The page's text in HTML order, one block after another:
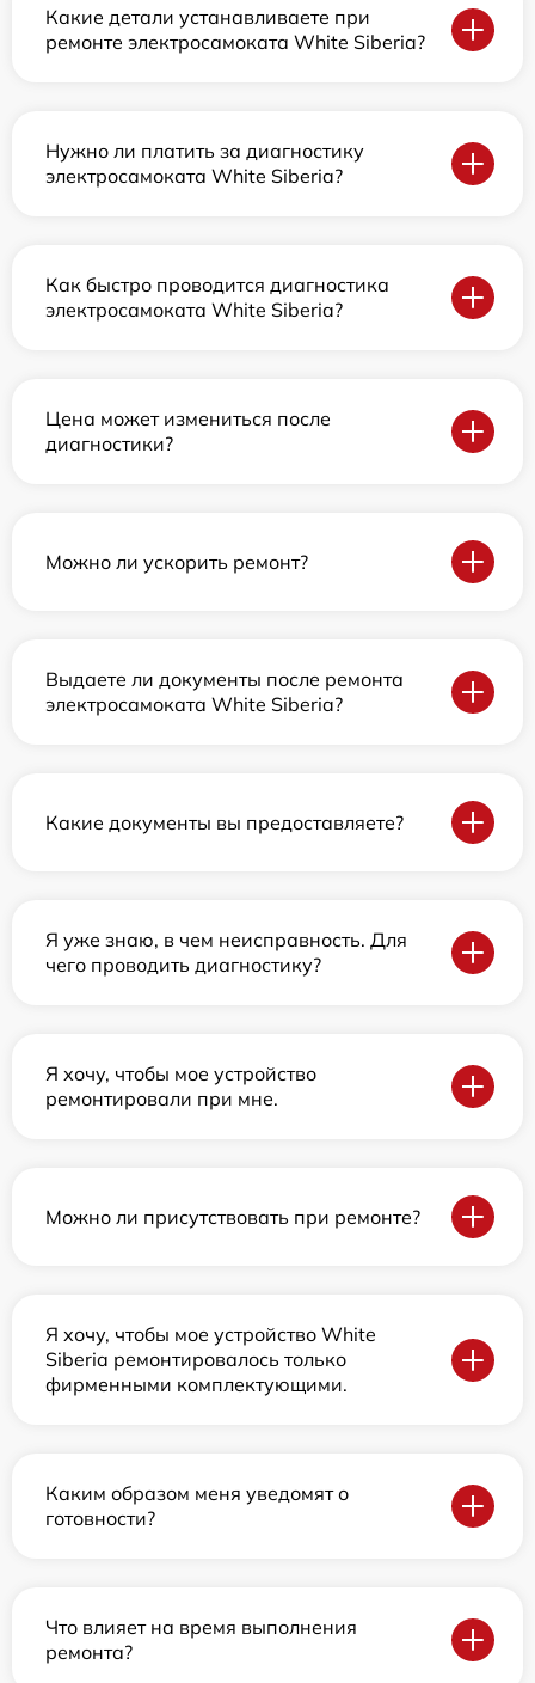
Какие детали устанавливаете при
ремонте электросамоката White Siberia?
Нужно ли платить за диагностику
электросамоката White Siberia?
Как быстро проводится диагностика
электросамоката White Siberia?
Цена может измениться после
диагностики?
Можно ли ускорить ремонт?
Выдаете ли документы после ремонта
электросамоката White Siberia?
Какие документы вы предоставляете?
Я уже знаю, в чем неисправность. Для
чего проводить диагностику?
Я хочу, чтобы мое устройство
ремонтировали при мне.
Можно ли присутствовать при ремонте?
Я хочу, чтобы мое устройство White
Siberia ремонтировалось только
фирменными комплектующими.
Каким образом меня уведомят о
готовности?
Что влияет на время выполнения
ремонта?